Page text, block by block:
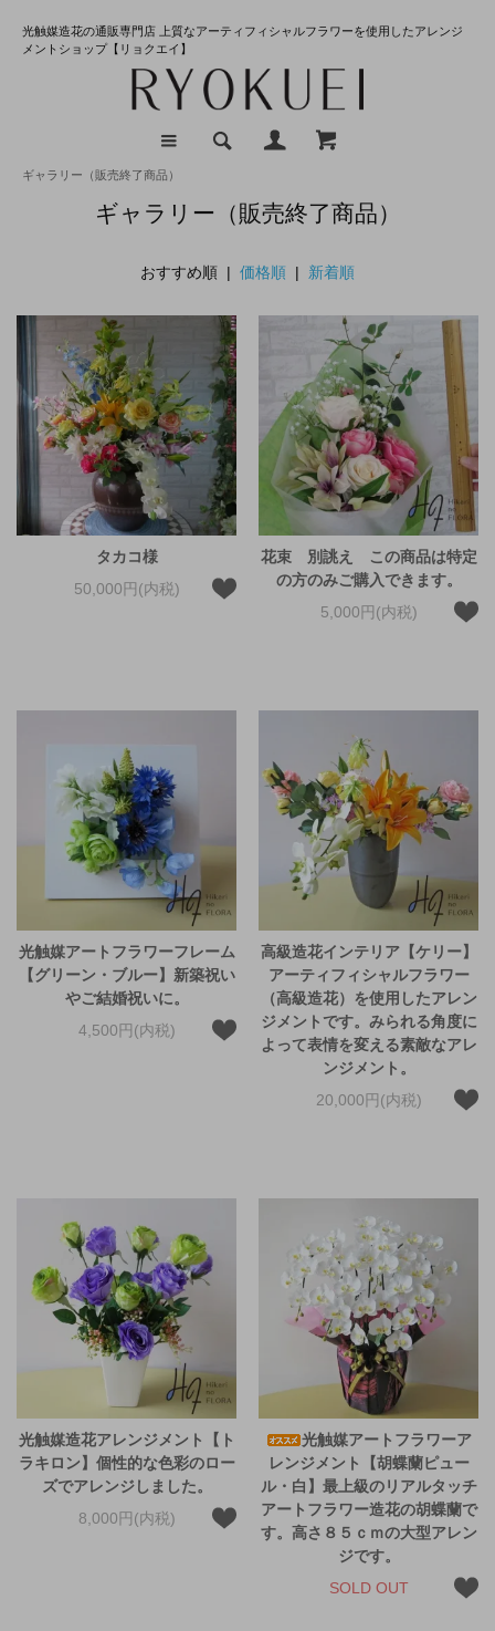
光触媒造花の通販専門店 上質なアーティフィシャルフラワーを使用したアレンジ
メントショップ【リョクエイ】
ギャラリー（販売終了商品）
ギャラリー（販売終了商品）
おすすめ順 | 価格順 | 新着順
タカコ様
50,000円(内税)
花束 別誂え この商品は特定
の方のみご購入できます。
5,000円(内税)
光触媒アートフラワーフレーム
【グリーン・ブルー】新築祝い
やご結婚祝いに。
4,500円(内税)
高級造花インテリア【ケリー】
アーティフィシャルフラワー
（高級造花）を使用したアレン
ジメントです。みられる角度に
よって表情を変える素敵なアレ
ンジメント。
20,000円(内税)
光触媒造花アレンジメント【ト
ラキロン】個性的な色彩のロー
ズでアレンジしました。
8,000円(内税)
光触媒アートフラワーア
レンジメント【胡蝶蘭ピュー
ル・白】最上級のリアルタッチ
アートフラワー造花の胡蝶蘭で
す。高さ８５ｃｍの大型アレン
ジです。
SOLD OUT